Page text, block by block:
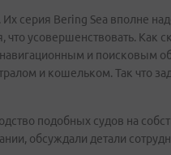
серия Bering Sea вполне
усовершенствовать. Как
и поисковым
и кошельком. Так что
подобных судов на
обсуждали детали